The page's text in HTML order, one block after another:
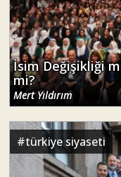
İsim Değişikliği
mi?
Mert Yıldırım
#türkiye siyaseti